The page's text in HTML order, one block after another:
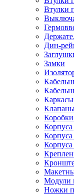
Втулки
Дин-
Замки
Корпуса
Модули
Ножки